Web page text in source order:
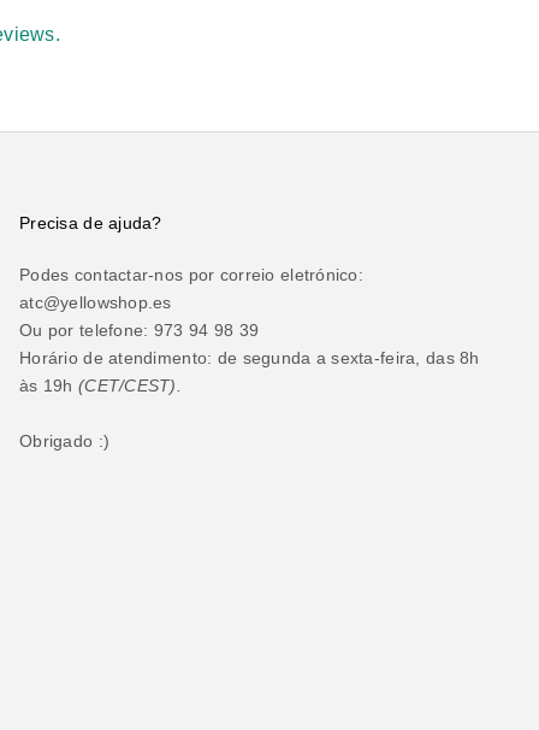
Precisa de ajuda?
Podes contactar-nos por correio eletrónico:
atc@yellowshop.es
Ou por telefone: 973 94 98 39
Horário de atendimento: de segunda a sexta-feira, das 8h
às 19h (CET/CEST).
Obrigado :)